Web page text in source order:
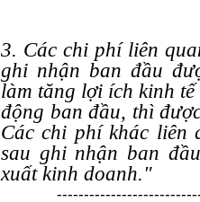
3. Các chi phí liên
ghi nhận ban đầu
làm tăng lợi ích kinh
động ban đầu, thì
Các chi phí khác liên
sau ghi nhận ban
xuất kinh doanh."